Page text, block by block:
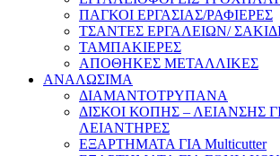
ΠΑΓΚΟΙ ΕΡΓΑΣΙΑΣ/ΡΑΦΙΕΡΕΣ
ΤΣΑΝΤΕΣ ΕΡΓΑΛΕΙΩΝ/
ΤΑΜΠΑΚΙΕΡΕΣ
ΑΠΟΘΗΚΕΣ ΜΕΤΑΛΛΙΚΕΣ
ΑΝΑΛΩΣΙΜΑ
ΔΙΑΜΑΝΤΟΤΡΥΠΑΝΑ
ΔΙΣΚΟΙ ΚΟΠΗΣ – ΛΕΙΑΝΣΗΣ
ΛΕΙΑΝΤΗΡΕΣ
ΕΞΑΡΤΗΜΑΤΑ ΓΙΑ Multicutter